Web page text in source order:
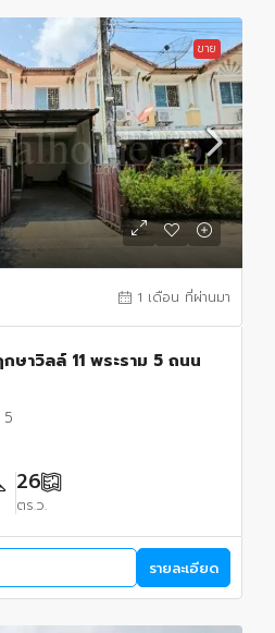
ขาย
1 เดือน ที่ผ่านมา
ษาวิลล์ 11 พระราม 5 ถนน
5
26
ตร.ว.
รายละเอียด